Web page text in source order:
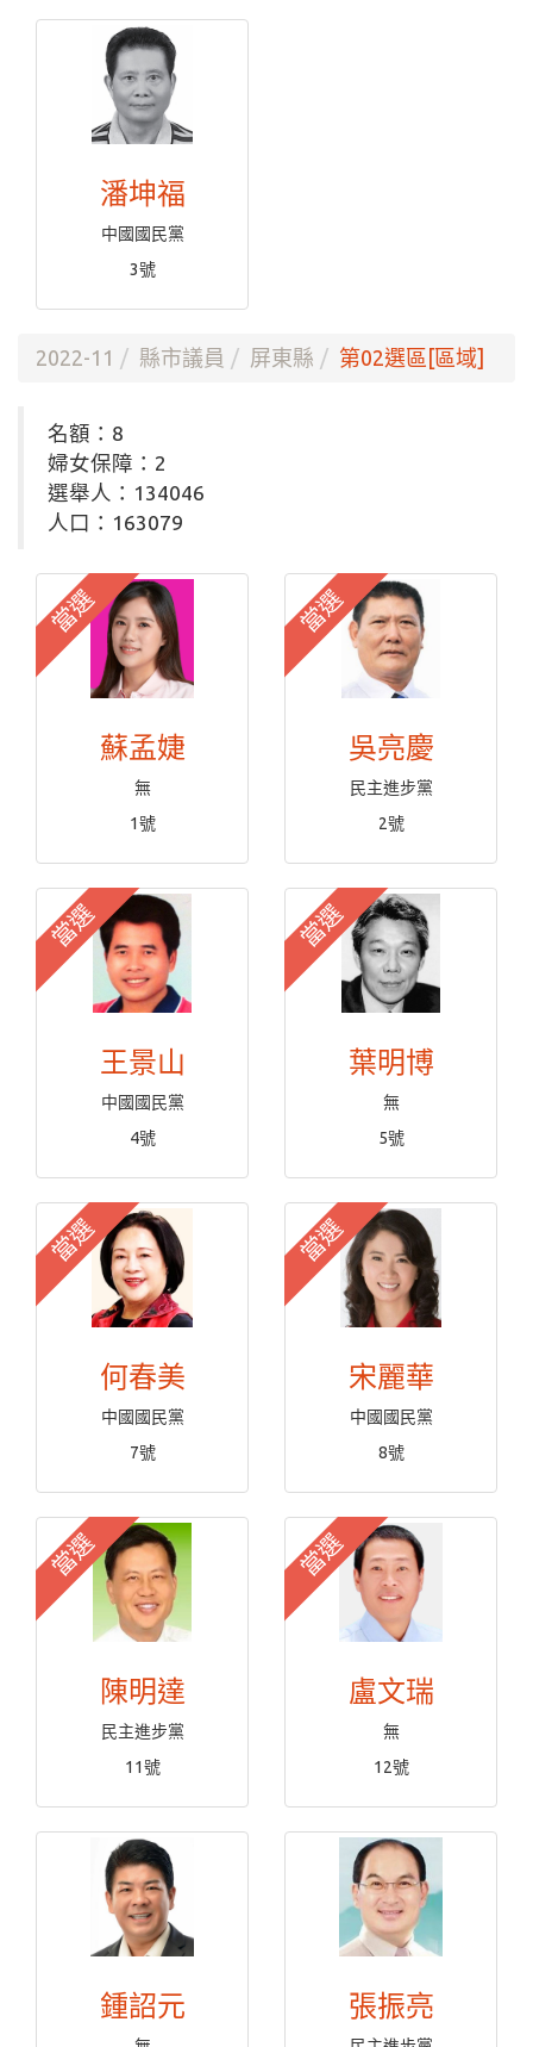
潘坤福
中國國民黨
3號
2022-11 縣市議員 屏東縣 第02選區[區域]
名額：8
婦女保障：2
選舉人：134046
人口：163079
當選
蘇孟婕
無
1號
當選
吳亮慶
民主進步黨
2號
當選
王景山
中國國民黨
4號
當選
葉明博
無
5號
當選
何春美
中國國民黨
7號
當選
宋麗華
中國國民黨
8號
當選
陳明達
民主進步黨
11號
當選
盧文瑞
無
12號
鍾詔元 張振亮